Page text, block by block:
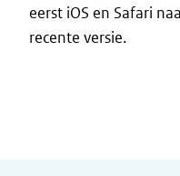
eerst iOS en Safari
recente versie.